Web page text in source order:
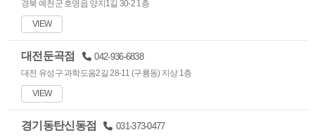
경북 예천군 호명읍 양지1길 30-2 1층
VIEW
대전둔곡점 042-936-6838
대전 유성구 과학도움2길 28-11 (구룡동) 지상 1층
VIEW
경기동탄신동점 031-373-0477